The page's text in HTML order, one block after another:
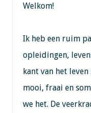
Welkom!
Ik heb een ruim
opleidingen,
kant van het
mooi, fraai en
we het. De